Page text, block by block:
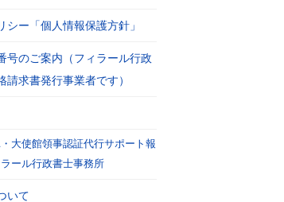
シー「個人情報保護方針」
号のご案内（フィラール行政
請求書発行事業者です）
大使館領事認証代行サポート報
ール行政書士事務所
いて